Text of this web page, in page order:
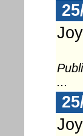
...